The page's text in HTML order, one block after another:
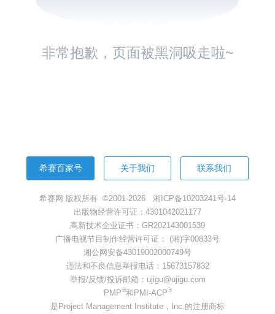
非常抱歉，页面被黑洞吸走啦~
希赛百家号 关于我们 联系我们
希赛网 版权所有 ©2001-2026 湘ICP备10203241号-14
出版物经营许可证：4301042021177
高新技术企业证书：GR202143001539
广播电视节目制作经营许可证： (湘)字00833号
湘公网安备43019002000749号
违法和不良信息举报电话：15673157832
举报/反馈/投诉邮箱：ujigu@ujigu.com
PMP®和PMI-ACP®
是Project Management Institute，Inc.的注册商标